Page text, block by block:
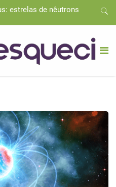
estrelas de nêutrons